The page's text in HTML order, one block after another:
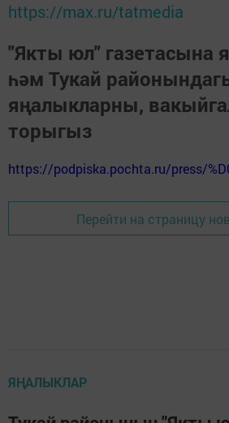
https://max.ru/tatmedia
"Якты юл" газетасына
һәм Тукай
яңалыкларны,
торыгыз
https://podpiska.pochta.ru/press/
Перейти на страницу
ЯҢАЛЫКЛАР